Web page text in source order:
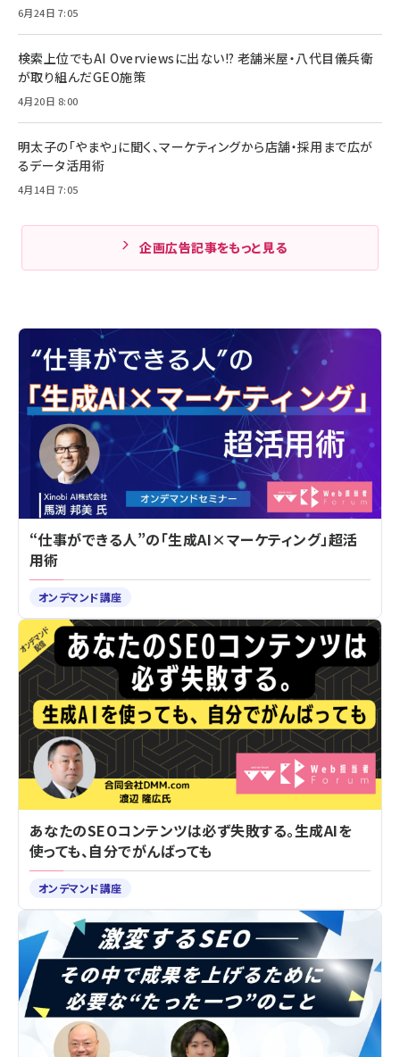
6月24日 7:05
検索上位でもAI Overviewsに出ない!? 老舗米屋・八代目儀兵衛
が取り組んだGEO施策
4月20日 8:00
明太子の「やまや」に聞く、マーケティングから店舗・採用まで広が
るデータ活用術
4月14日 7:05
企画広告記事をもっと見る
“仕事ができる人”の「生成AI×マーケティング」超活
用術
オンデマンド講座
あなたのSEOコンテンツは必ず失敗する。生成AIを
使っても、自分でがんばっても
オンデマンド講座